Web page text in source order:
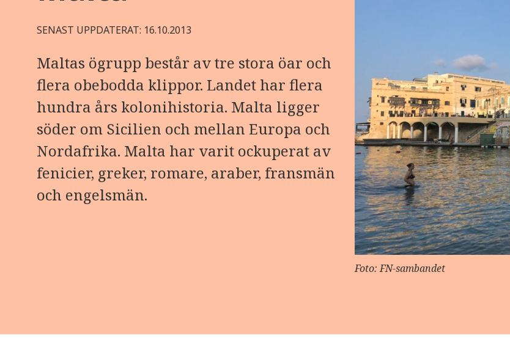
SENAST UPPDATERAT: 16.10.2013
Maltas ögrupp består av tre stora öar och
flera obebodda klippor. Landet har flera
hundra års kolonihistoria. Malta ligger
söder om Sicilien och mellan Europa och
Nordafrika. Malta har varit ockuperat av
fenicier, greker, romare, araber, fransmän
och engelsmän.
Foto: FN-sambandet